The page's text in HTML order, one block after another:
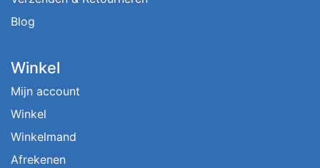
Blog
Winkel
Mijn account
Winkel
Winkelmand
Afrekenen